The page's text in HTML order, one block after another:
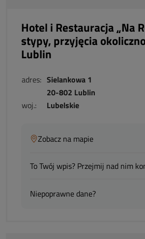
Hotel i Restauracja „Na
stypy, przyjęcia
Lublin
adres: Sielankowa 1
20-802 Lublin
woj.:
Lubelskie
Zobacz na mapie
To Twój wpis? Przejmij nad nim
Niepoprawne dane?